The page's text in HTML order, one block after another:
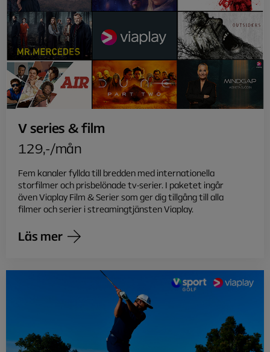
V series & film
129,-/mån
Fem kanaler fyllda till bredden med internationella
storfilmer och prisbelönade tv-serier. I paketet ingår
även Viaplay Film & Serier som ger dig tillgång till alla
filmer och serier i streamingtjänsten Viaplay.
Läs mer